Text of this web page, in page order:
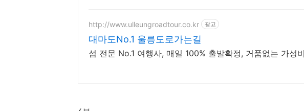
http://www.ulleungroadtour.co.kr 광고
대마도No.1 울릉도로가는길
섬 전문 No.1 여행사, 매일 100% 출발확정, 거품없는 가성